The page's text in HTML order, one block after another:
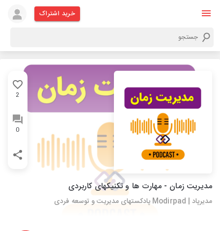
خرید اشتراک
2
0
مدیریت زمان - مهارت ها و تکنیکهای کاربردی
مدیرپاد | Modirpad پادکستهای مدیریت و توسعه فردی